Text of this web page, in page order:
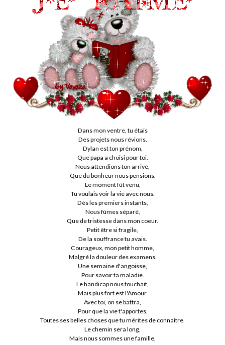
Dans mon ventre, tu étais
Des projets nous rêvions.
Dylan est ton prénom,
Que papa a choisi pour toi.
Nous attendions ton arrivé,
Que du bonheur nous pensions.
Le moment fût venu,
Tu voulais voir la vie avec nous.
Dès les premiers instants,
Nous fûmes séparé,
Que de tristesse dans mon coeur.
Petit être si fragile,
De la souffrance tu avais.
Courageux, mon petit homme,
Malgré la douleur des examens.
Une semaine d'angoisse,
Pour savoir ta maladie.
Le handicap nous touchait,
Mais plus fort est l'Amour.
Avec toi, on se battra,
Pour que la vie t'apportes,
Toutes ses belles choses que tu mérites de connaître.
Le chemin sera long,
Mais nous sommes une famille,